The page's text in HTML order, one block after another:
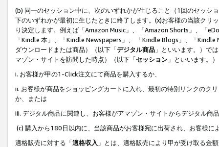
(b) 同一のセッション中に、次のいずれかが生じること（1回のセッシ
下のいずれかが最初に生じたときに終了します。(x)お客様の当該ク
り決定します。例えば「Amazon Music」、「Amazon Shorts」、「
「Kindle 本」、「Kindle Newspapers」、 「Kindle Blogs」、「
ダウンロードまたは商品）（以下「デジタル商品 」といいます。）で
マゾン・サイトを訪問した時点）（以下「セッション 」といいます。
i. お客様が甲の1-Click注文にて商品を購入するか、
ii. お客様が商品をショッピングカートに入れ、最初の特別リンクのク
か、または
iii. デジタル商品に関連し、お客様がアマゾン・サイトからデジタル
(c) 購入から180日以内に、当該商品がお客様宛に出荷され、お客様
適格販売に対する「適格収入 」とは、適格販売により甲が受け取る金